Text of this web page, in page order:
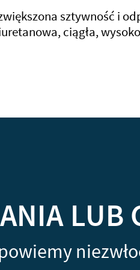
sztywność i
ciągła,
LUB